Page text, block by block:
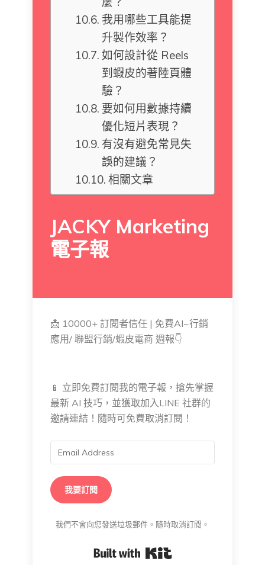
我用哪些工具能提
升製作效率？
如何設計從 Reels
到蝦皮的著陸頁體
驗？
要如何用數據持續
優化短片表現？
有沒有避免常見失
誤的建議？
相關文章
JACKY Marketing
電子報
📩 10000+ 訂閱者信任 | 免費AI~行銷
應用/ 聯盟行銷/蝦皮電商 週報👇
📱 立即免費訂閱我的電子報，搶先掌握
最新 AI 技巧，並獲取加入LINE 社群的
邀請連結！隨時可免費取消訂閱！
我要訂閱
我們不會向您發送垃圾郵件。隨時取消訂閱。